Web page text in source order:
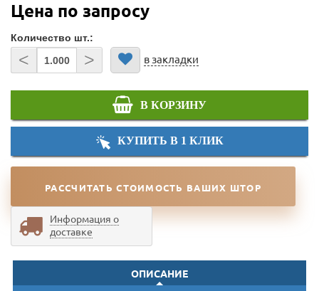
Цена по запросу
Количество шт.:
< > в закладки
В КОРЗИНУ
КУПИТЬ В 1 КЛИК
РАССЧИТАТЬ СТОИМОСТЬ ВАШИХ ШТОР
Информация о
доставке
ОПИСАНИЕ